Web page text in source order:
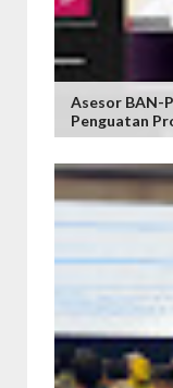
Asesor BAN-
Penguatan